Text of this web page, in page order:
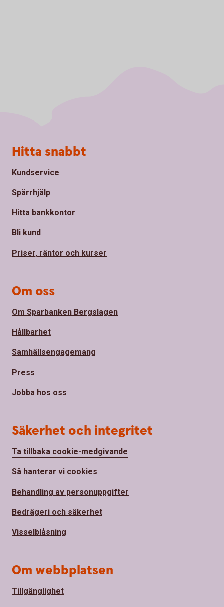
Sidfot
Hitta snabbt
Kundservice
Spärrhjälp
Hitta bankkontor
Bli kund
Priser, räntor och kurser
Om oss
Om Sparbanken Bergslagen
Hållbarhet
Samhällsengagemang
Press
Jobba hos oss
Säkerhet och integritet
Ta tillbaka cookie-medgivande
Så hanterar vi cookies
Behandling av personuppgifter
Bedrägeri och säkerhet
Visselblåsning
Om webbplatsen
Tillgänglighet